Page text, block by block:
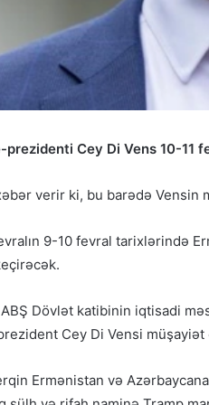
Cey Di Vens 10-11
verir ki, bu barədə Vensin
9-10 fevral tarixlərində
Dövlət katibinin iqtisadi
Cey Di Vensi müşayiət
Ermənistan və